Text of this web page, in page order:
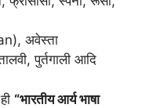
अवेस्ता
पुर्तगाली आदि
“भारतीय आर्य भाषा